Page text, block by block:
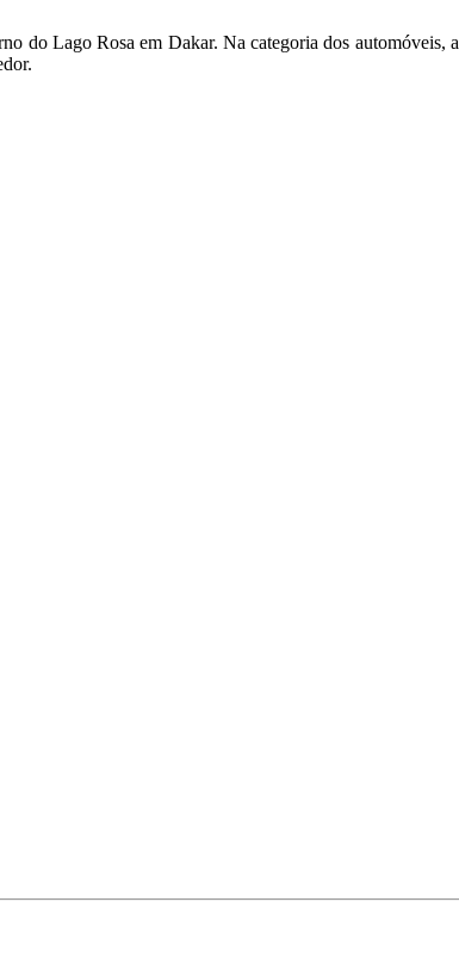
do Lago Rosa em Dakar. Na categoria dos automóveis,